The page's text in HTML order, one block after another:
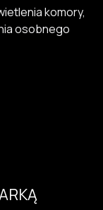
komory,
osobnego